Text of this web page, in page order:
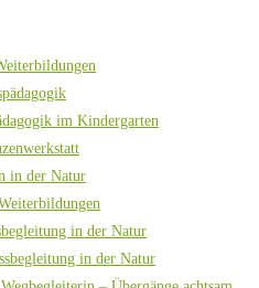
im Kindergarten
in der Natur
in der Natur
in der Natur